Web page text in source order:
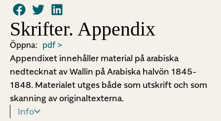
Skrifter. Appendix
Öppna: pdf >
Appendixet innehåller material på arabiska
nedtecknat av Wallin på Arabiska halvön 1845-
1848. Materialet utges både som utskrift och som
skanning av originaltexterna.
Info